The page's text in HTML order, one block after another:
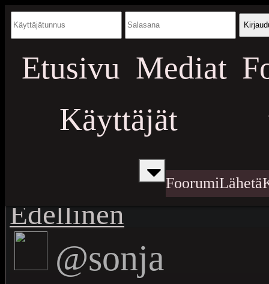
Etusivu Mediat
Käyttäjät
FoorumiLähetä
Edellinen
@sonja